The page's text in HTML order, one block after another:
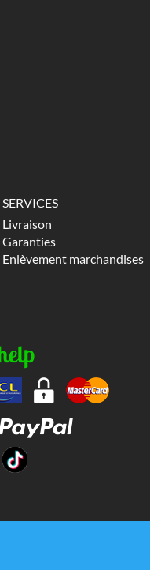
SERVICES
Livraison
Garanties
Enlèvement marchandises